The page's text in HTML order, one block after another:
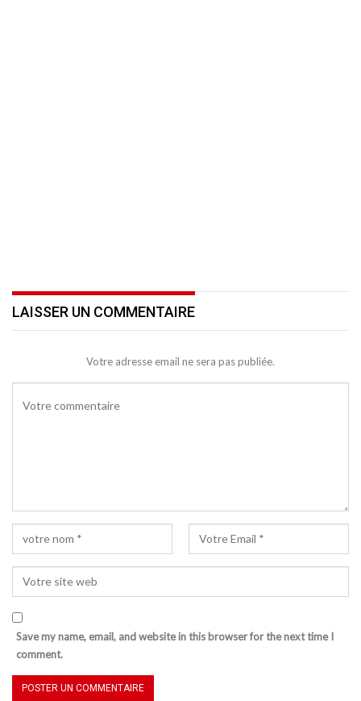
LAISSER UN COMMENTAIRE
Votre adresse email ne sera pas publiée.
Save my name, email, and website in this browser for the next time I
comment.